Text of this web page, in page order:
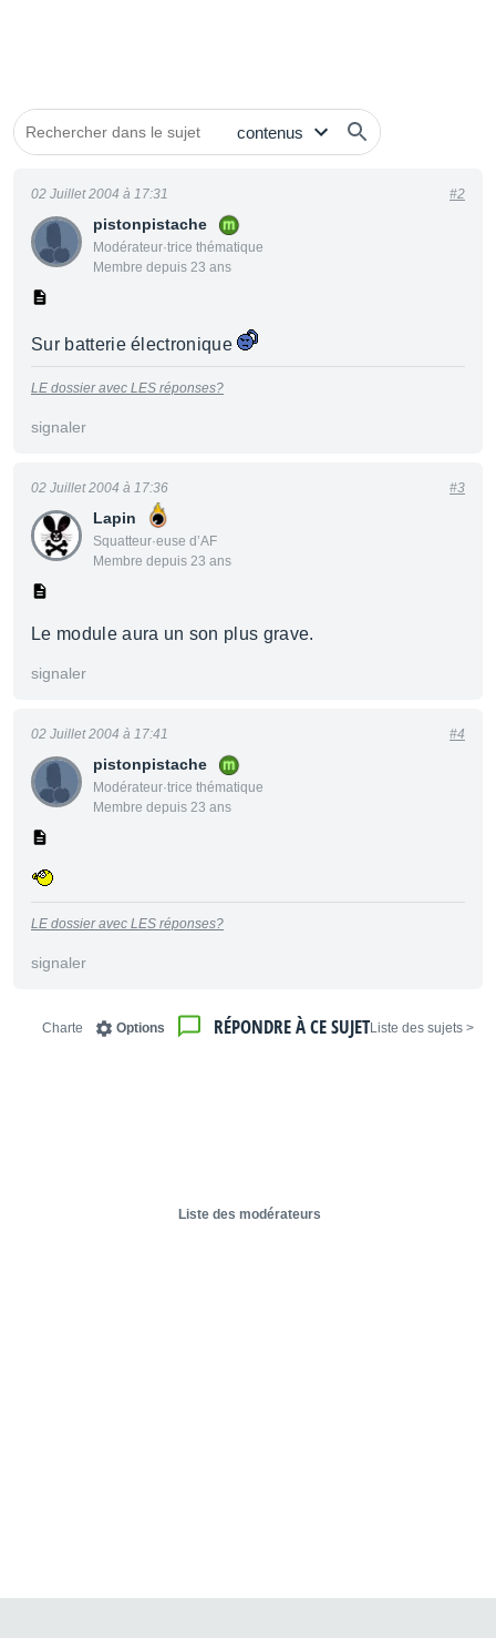
pistonpistache
Modérateur·trice thématique
Membre depuis 23 ans
02 Juillet 2004 à 17:31 #2
Sur batterie électronique
LE dossier avec LES réponses?
signaler
Lapin
Squatteur·euse d’AF
Membre depuis 23 ans
02 Juillet 2004 à 17:36 #3
Le module aura un son plus grave.
signaler
pistonpistache
Modérateur·trice thématique
Membre depuis 23 ans
02 Juillet 2004 à 17:41 #4
LE dossier avec LES réponses?
signaler
< Liste des sujets
RÉPONDRE À CE SUJET
Options
Charte
Liste des modérateurs